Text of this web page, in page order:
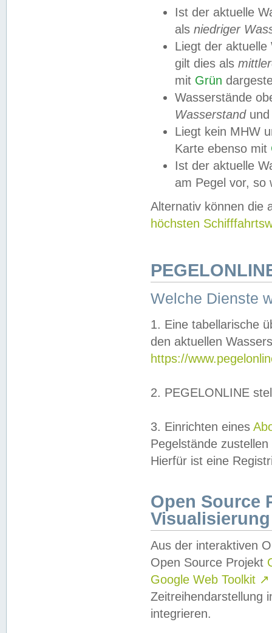
Ist der aktuelle
als niedriger
Liegt der
gilt dies als
mit Grün
Wasserstände
Wasserstandund
Liegt kein MHW
Karte ebenso mit
Ist der aktuelle
am Pegel vor,
Alternativ können die
höchsten
Welche Dienste
1. Eine tabellarische
den aktuellen
https://
2. PEGELONLINE
3. Einrichten eines
Pegelstände
Hierfür ist eine
Open Source
Visualisierung
Aus der interaktiven
Open Source Projekt
Google Web Toolkit ↗
Zeitreihendarstellung
integrieren.